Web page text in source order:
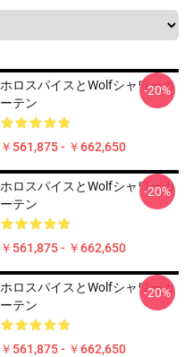
ホロスパイスとWolfシャワーカ
ーテン
￥561,875 - ￥662,650
-20%
ホロスパイスとWolfシャワーカ
ーテン
￥561,875 - ￥662,650
-20%
ホロスパイスとWolfシャワーカ
ーテン
￥561,875 - ￥662,650
-20%